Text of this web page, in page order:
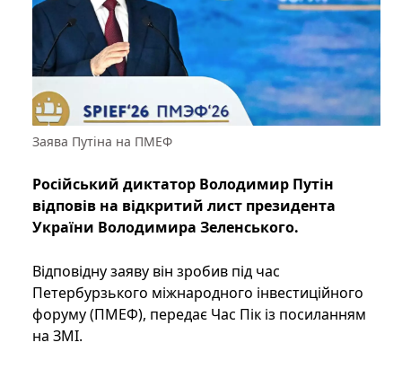
Заява Путіна на ПМЕФ
Російський диктатор Володимир Путін
відповів на відкритий лист президента
України Володимира Зеленського.
Відповідну заяву він зробив під час
Петербурзького міжнародного інвестиційного
форуму (ПМЕФ), передає Час Пік із посиланням
на ЗМІ.